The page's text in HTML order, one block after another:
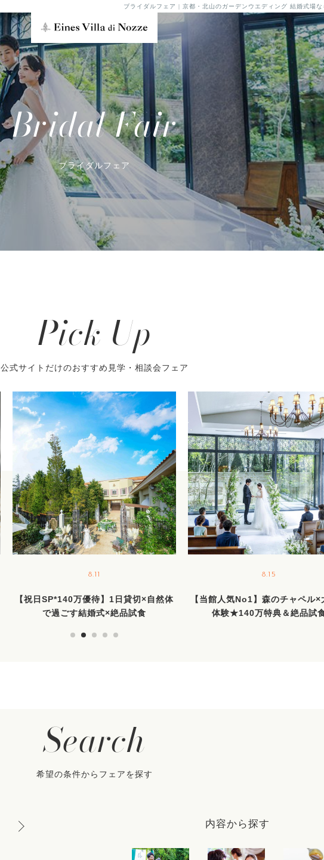
ブライダルフェア | 京都・北山のガーデンウエディング 結婚式場
Bridal Fair
ブライダルフェア
Pick Up
公式サイトだけのおすすめ見学・相談会フェア
8.11
【祝日SP*140万優待】1日貸切×自然体
で過ごす結婚式×絶品試食
8.15
【当館人気No1】森のチャペル×
体験★140万特典＆絶品試
Search
希望の条件からフェアを探す
9
内容から探す